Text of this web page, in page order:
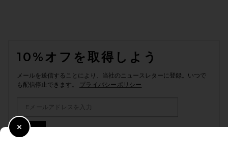
10%オフを取得しよう
メールを送信することにより、当社のニュースレターに登録。いつで
も配信停止できます。 プライバシーポリシー
Sign Up
Close Modal